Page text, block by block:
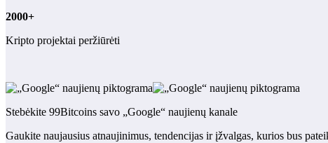
2000+
Kripto projektai peržiūrėti
Stebėkite 99Bitcoins savo „Google“ naujienų kanale
Gaukite naujausius atnaujinimus, tendencijas ir įžvalgas, kurios bus